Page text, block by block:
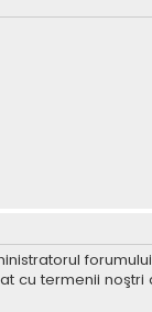
cu termenii noştri